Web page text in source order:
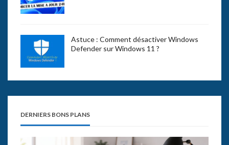
Astuce : Comment désactiver Windows
Defender sur Windows 11 ?
DERNIERS BONS PLANS